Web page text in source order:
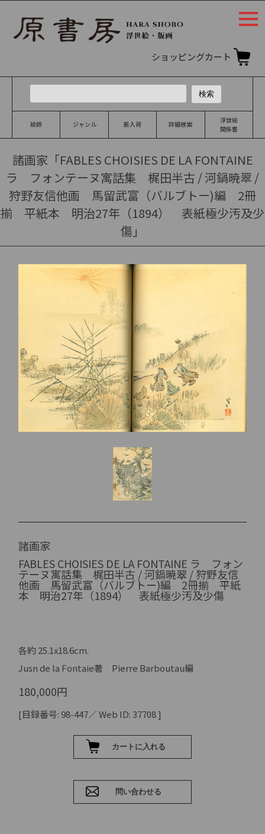
ショッピングカート
絵師 ジャンル 新入荷 詳細検索
浮世絵
関係書
諸画家「FABLES CHOISIES DE LA FONTAINE
ラ フォンテーヌ寓話集 梶田半古 / 河鍋暁翠 /
狩野友信他画 馬留武富（バルブトー)編 2冊
揃 平紙本 明治27年（1894） 表紙極少汚及少
傷」
諸画家
FABLES CHOISIES DE LA FONTAINE ラ フォン
テーヌ寓話集 梶田半古 / 河鍋暁翠 / 狩野友信
他画 馬留武富（バルブトー)編 2冊揃 平紙
本 明治27年（1894） 表紙極少汚及少傷
各約 25.1x18.6cm.
Jusn de la Fontaie著 Pierre Barboutau編
180,000円
[目録番号: 98-447／ Web ID: 37708 ]